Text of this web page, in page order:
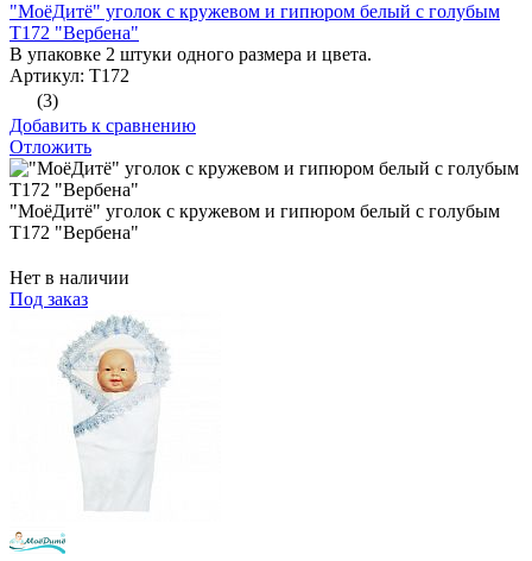
"МоёДитё" уголок с кружевом и гипюром белый с голубым
Т172 "Вербена"
В упаковке 2 штуки одного размера и цвета.
Артикул: Т172
(3)
Добавить к сравнению
Отложить
"МоёДитё" уголок с кружевом и гипюром белый с голубым
Т172 "Вербена"
Нет в наличии
Под заказ